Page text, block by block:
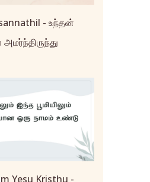
- உந்தன்
Yesu Kristhu -